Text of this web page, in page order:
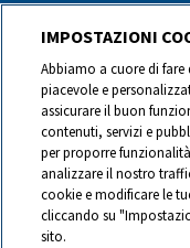
IMPOSTAZIONI
Abbiamo a cuore di fare
piacevole e
assicurare il buon
contenuti, servizi e
per proporre
analizzare il nostro
cookie e modificare le
cliccando su
sito.